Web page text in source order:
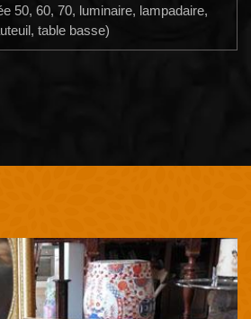
50, 60, 70, luminaire, lampadaire,
table basse)